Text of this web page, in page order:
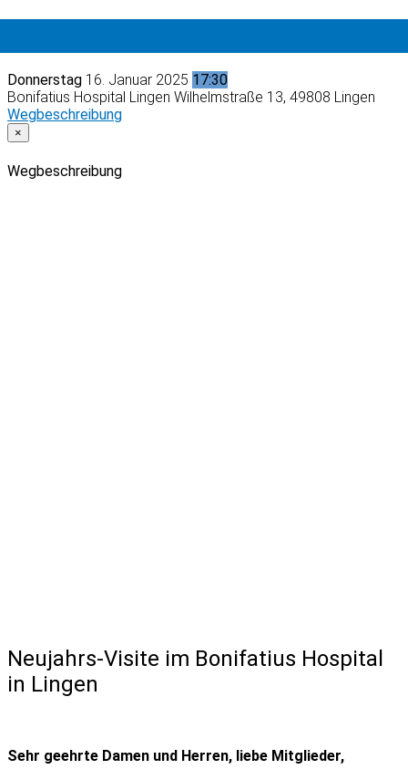
Donnerstag 16. Januar 2025 17:30
Bonifatius Hospital Lingen Wilhelmstraße 13, 49808 Lingen
Wegbeschreibung
×
Wegbeschreibung
Neujahrs-Visite im Bonifatius Hospital
in Lingen
Sehr geehrte Damen und Herren, liebe Mitglieder,